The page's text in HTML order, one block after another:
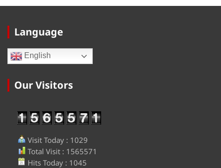
Language
English
Our Visitors
Visit Today : 1029
Total Visit : 1565571
Hits Today : 1045